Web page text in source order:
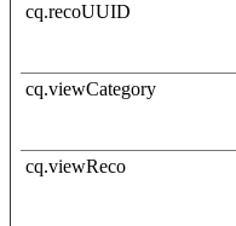
cq.recoUUID
cq.viewCategory
cq.viewReco